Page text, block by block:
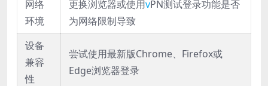
网络
环境
更换浏览器或使用vPN测试登录功能是否
为网络限制导致
设备
兼容
性
尝试使用最新版Chrome、Firefox或
Edge浏览器登录